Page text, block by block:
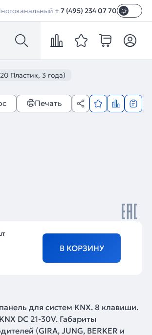
+ 7 (495) 234 07 70
Пластик, 3 года)
Печать
В КОРЗИНУ
для систем KNX. 8 клавиши.
DC 21-30V. Габариты
(GIRA, JUNG, BERKER и